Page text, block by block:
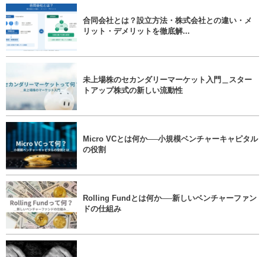
合同会社とは？設立方法・株式会社との違い・メ
リット・デメリットを徹底解...
未上場株のセカンダリーマーケット入門＿スター
トアップ株式の新しい流動性
Micro VCとは何か──小規模ベンチャーキャピタル
の役割
Rolling Fundとは何か──新しいベンチャーファン
ドの仕組み